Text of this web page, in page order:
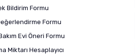
Bildirim Formu
Formu
Evi Öneri Formu
Miktarı Hesaplayıcı